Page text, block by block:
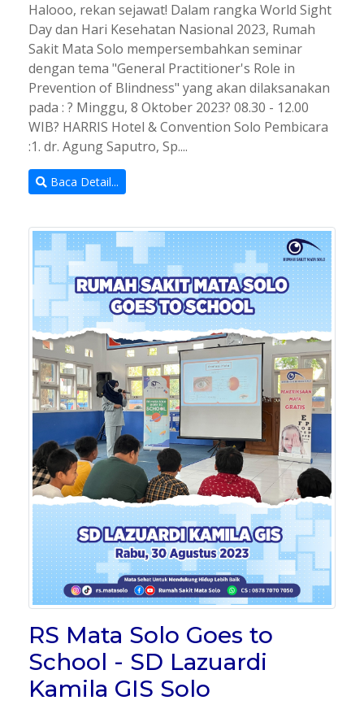
Halooo, rekan sejawat! Dalam rangka World Sight
Day dan Hari Kesehatan Nasional 2023, Rumah
Sakit Mata Solo mempersembahkan seminar
dengan tema "General Practitioner's Role in
Prevention of Blindness" yang akan dilaksanakan
pada : ? Minggu, 8 Oktober 2023? 08.30 - 12.00
WIB? HARRIS Hotel & Convention Solo Pembicara
:1. dr. Agung Saputro, Sp....
Baca Detail...
RS Mata Solo Goes to
School - SD Lazuardi
Kamila GIS Solo